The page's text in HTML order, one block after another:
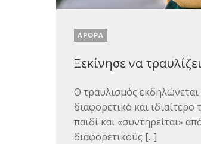
ΑΡΘΡΑ
Ξεκίνησε να
Ο τραυλισμός εκδηλώνεται
διαφορετικό και ιδιαίτερο
παιδί και «συντηρείται»
διαφορετικούς [...]